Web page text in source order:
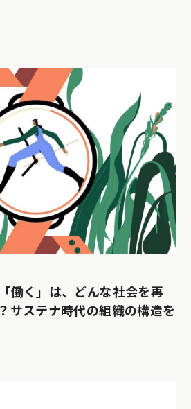
働く」は、どんな社会を再
サステナ時代の組織の構造を